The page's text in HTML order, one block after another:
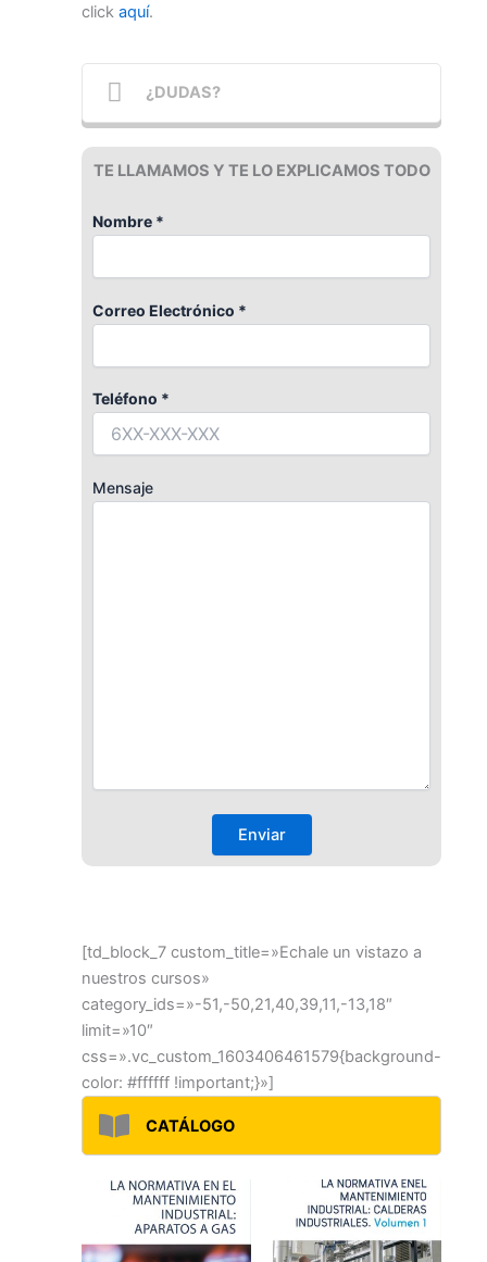
click aquí.
¿DUDAS?
TE LLAMAMOS Y TE LO EXPLICAMOS TODO
Nombre *
Correo Electrónico *
Teléfono *
Mensaje
[td_block_7 custom_title=»Echale un vistazo a
nuestros cursos»
category_ids=»-51,-50,21,40,39,11,-13,18″
limit=»10″
css=».vc_custom_1603406461579{background-
color: #ffffff !important;}»]
CATÁLOGO